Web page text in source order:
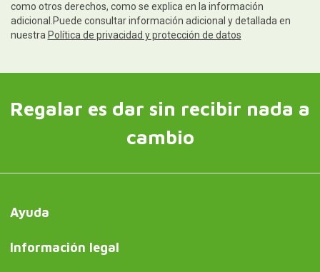
como otros derechos, como se explica en la información
adicional.Puede consultar información adicional y detallada en
nuestra Política de privacidad y protección de datos
Regalar es dar sin recibir nada a
cambio
Ayuda
Información legal